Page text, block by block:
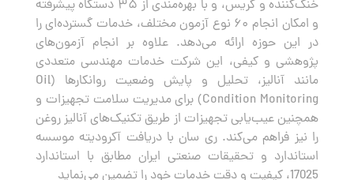
خنک‌کننده و گریس، و با بهره‌مندی از ۳۵ دستگاه پیشرفته
و امکان انجام ۶۰ نوع آزمون مختلف، خدمات گسترده‌ای را
در این حوزه ارائه می‌دهد. علاوه بر انجام آزمون‌های
پژوهشی و کیفی، این شرکت خدمات مهندسی متعددی
مانند آنالیز، تحلیل و پایش وضعیت روانکارها (Oil
Condition Monitoring) برای مدیریت سلامت تجهیزات و
همچنین عیب‌یابی تجهیزات از طریق تکنیک‌های آنالیز روغن
را نیز فراهم می‌کند. ری سان با دریافت آکرودیته موسسه
استاندارد و تحقیقات صنعتی ایران مطابق با استاندارد
17025، کیفیت و دقت خدمات خود را تضمین می‌نماید